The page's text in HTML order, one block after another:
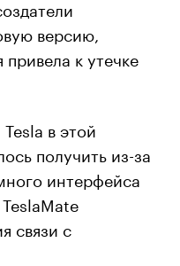
версию,
к утечке
в этой
получить из-за
интерфейса
связи с